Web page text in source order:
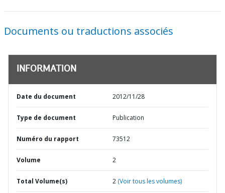
Documents ou traductions associés
INFORMATION
Date du document 2012/11/28
Type de document Publication
Numéro du rapport 73512
Volume 2
Total Volume(s) 2 (Voir tous les volumes)